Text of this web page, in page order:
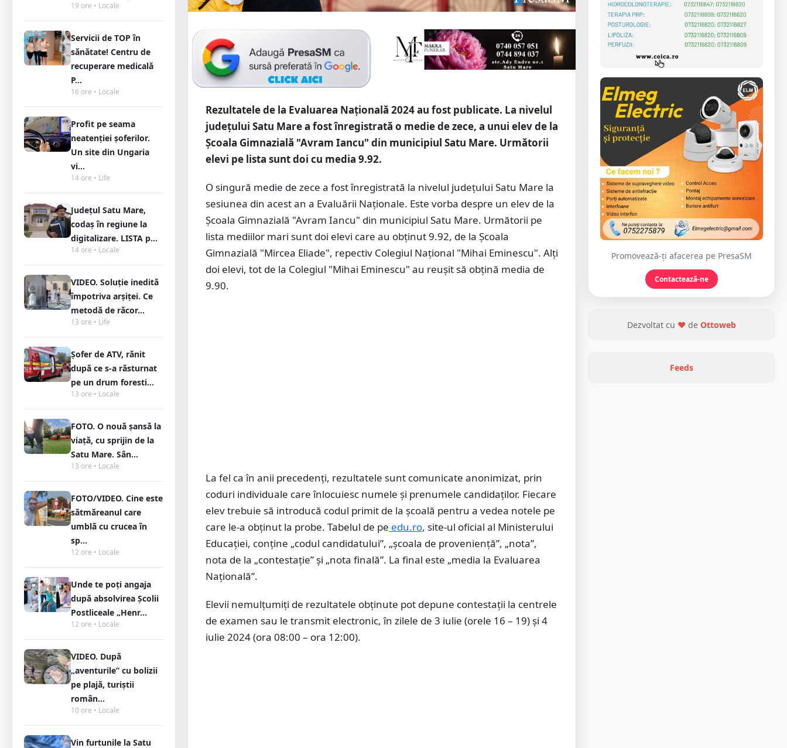
19 ore • Locale
Servicii de TOP în
sănătate! Centru de
recuperare medicală
P...
16 ore • Locale
Profit pe seama
neatenției șoferilor.
Un site din Ungaria
vi...
14 ore • Life
Județul Satu Mare,
codaș în regiune la
digitalizare. LISTA p...
14 ore • Locale
VIDEO. Soluție inedită
împotriva arșiței. Ce
metodă de răcor...
13 ore • Life
Șofer de ATV, rănit
după ce s-a răsturnat
pe un drum foresti...
13 ore • Locale
FOTO. O nouă șansă la
viață, cu sprijin de la
Satu Mare. Sân...
13 ore • Locale
FOTO/VIDEO. Cine este
sătmăreanul care
umblă cu crucea în
sp...
12 ore • Locale
Unde te poți angaja
după absolvirea Școlii
Postliceale „Henr...
12 ore • Locale
VIDEO. După
„aventurile” cu bolizii
pe plajă, turiștii
român...
10 ore • Locale
Vin furtunile la Satu
Rezultatele de la Evaluarea Națională 2024 au fost publicate. La nivelul
județului Satu Mare a fost înregistrată o medie de zece, a unui elev de la
Școala Gimnazială "Avram Iancu" din municipiul Satu Mare. Următorii
elevi pe lista sunt doi cu media 9.92.
O singură medie de zece a fost înregistrată la nivelul județului Satu Mare la
sesiunea din acest an a Evaluării Naționale. Este vorba despre un elev de la
Școala Gimnazială "Avram Iancu" din municipiul Satu Mare. Următorii pe
lista mediilor mari sunt doi elevi care au obținut 9.92, de la Școala
Gimnazială "Mircea Eliade", repectiv Colegiul Național "Mihai Eminescu". Alți
doi elevi, tot de la Colegiul "Mihai Eminescu" au reușit să obțină media de
9.90.
La fel ca în anii precedenți, rezultatele sunt comunicate anonimizat, prin
coduri individuale care înlocuiesc numele şi prenumele candidaţilor. Fiecare
elev trebuie să introducă codul primit de la școală pentru a vedea notele pe
care le-a obținut la probe. Tabelul de pe edu.ro, site-ul oficial al Ministerului
Educației, conține „codul candidatului”, „școala de proveniență”, „nota”,
nota de la „contestație” și „nota finală”. La final este „media la Evaluarea
Națională”.
Elevii nemulțumiți de rezultatele obținute pot depune contestații la centrele
de examen sau le transmit electronic, în zilele de 3 iulie (orele 16 – 19) și 4
iulie 2024 (ora 08:00 – ora 12:00).
Promovează-ți afacerea pe PresaSM
Contactează-ne
Dezvoltat cu ❤ de Ottoweb
Feeds